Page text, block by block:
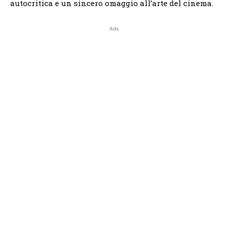
autocritica e un sincero omaggio all’arte del cinema.
Ads